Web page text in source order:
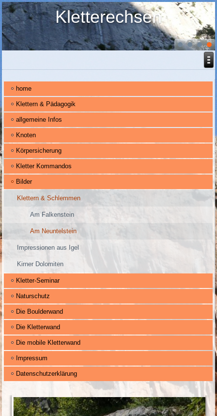
Kletterechsen
home
Klettern & Pädagogik
allgemeine Infos
Knoten
Körpersicherung
Kletter Kommandos
Bilder
Klettern & Schlemmen
Am Falkenstein
Am Neuntelstein
Impressionen aus Igel
Kirner Dolomiten
Kletter-Seminar
Naturschutz
Die Boulderwand
Die Kletterwand
Die mobile Kletterwand
Impressum
Datenschutzerklärung